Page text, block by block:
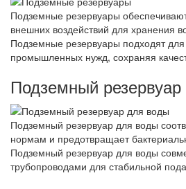
Подземные резервуары
внешних воздействий для хранения
Подземные резервуары подходят
промышленных нужд, сохраняя
Подземный
Подземный резервуар для воды
нормам и предотвращает
Подземный резервуар для воды
трубопроводами для стабильной